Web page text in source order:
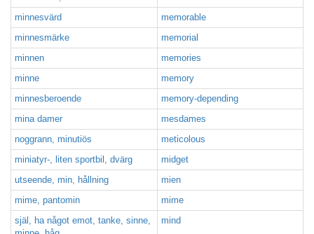
minnesvärd
memorable
minnesmärke
memorial
minnen
memories
minne
memory
minnesberoende
memory-depending
mina damer
mesdames
noggrann, minutiös
meticolous
miniatyr-, liten sportbil, dvärg
midget
utseende, min, hållning
mien
mime, pantomin
mime
själ, ha något emot, tanke, sinne,
mind